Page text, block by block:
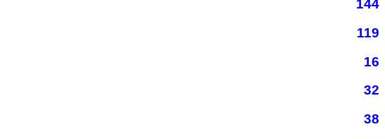
144
119
16
32
38